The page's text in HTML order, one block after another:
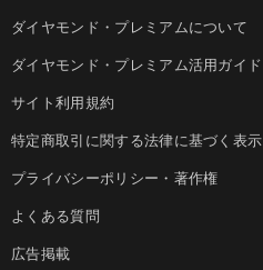
ダイヤモンド・プレミアムについて
ダイヤモンド・プレミアム活用ガイド
サイト利用規約
特定商取引に関する法律に基づく表示
プライバシーポリシー・著作権
よくある質問
広告掲載